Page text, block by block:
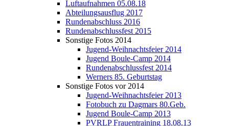
Luftaufnahmen 05.08.18
Abteilungsausflug 2017
Rundenabschluss 2016
Rundenabschlussfest 2015
Sonstige Fotos 2014
Jugend-Weihnachtsfeier 2014
Jugend Boule-Camp 2014
Rundenabschlussfest 2014
Werners 85. Geburtstag
Sonstige Fotos vor 2014
Jugend-Weihnachtsfeier 2013
Fotobuch zu Dagmars 80.Geb.
Jugend Boule-Camp 2013
PVRLP Frauentraining 18.08.13